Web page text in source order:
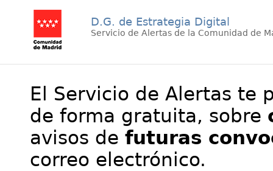
D.G. de Estrategia Digital
Servicio de Alertas de la Comunidad de
El Servicio de Alertas te
de forma gratuita, sobre
avisos de futuras
correo electrónico.